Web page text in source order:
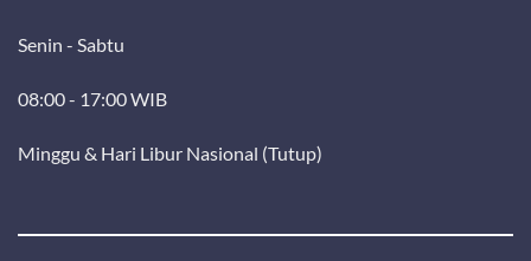
Senin - Sabtu
08:00 - 17:00 WIB
Minggu & Hari Libur Nasional (Tutup)